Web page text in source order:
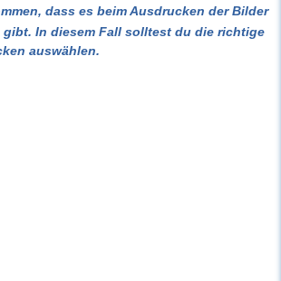
dass es beim Ausdrucken der Bilder
gibt. In diesem Fall solltest du die richtige
auswählen.